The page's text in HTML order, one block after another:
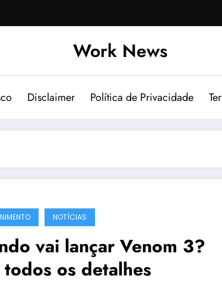
Work News
Disclaimer Política de Privacidade
NOTÍCIAS
vai lançar Venom 3?
os detalhes